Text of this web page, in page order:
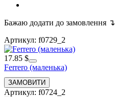
Бажаю додати до замовлення ↴
Артикул: f0729_2
17.85 $
Ferrero (маленька)
Артикул: f0724_2